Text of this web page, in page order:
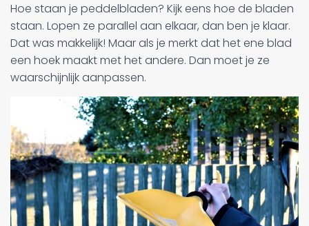
Hoe staan je peddelbladen? Kijk eens hoe de bladen
staan. Lopen ze parallel aan elkaar, dan ben je klaar.
Dat was makkelijk! Maar als je merkt dat het ene blad
een hoek maakt met het andere. Dan moet je ze
waarschijnlijk aanpassen.